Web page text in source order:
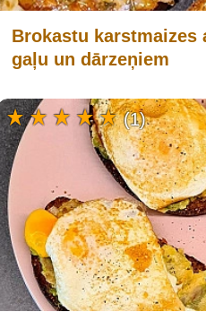
Brokastu karstmaizes
gaļu un dārzeņiem
(1)